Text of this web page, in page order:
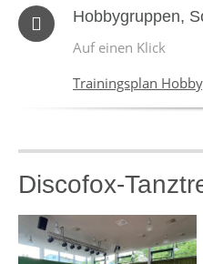
Hobbygruppen,
Auf einen Klick
Trainingsplan
Discofox-